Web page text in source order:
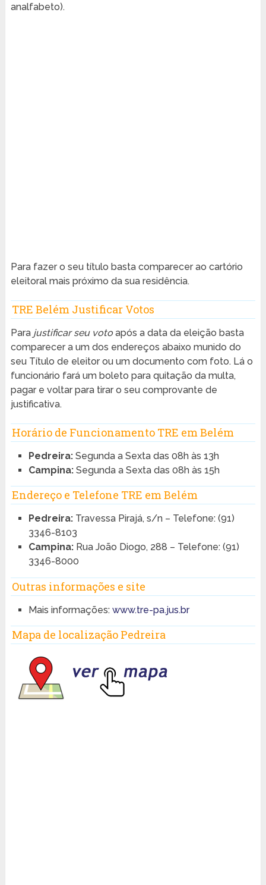
analfabeto).
Para fazer o seu título basta comparecer ao cartório
eleitoral mais próximo da sua residência.
TRE Belém Justificar Votos
Para justificar seu votoapós a data da eleição basta
comparecer a um dos endereços abaixo munido do
seu Título de eleitor ou um documento com foto. Lá o
funcionário fará um boleto para quitação da multa,
pagar e voltar para tirar o seu comprovante de
justificativa.
Horário de Funcionamento TRE em Belém
Pedreira:Segunda a Sexta das 08h às 13h
Campina:Segunda a Sexta das 08h às 15h
Endereço e Telefone TRE em Belém
Pedreira:Travessa Pirajá, s/n – Telefone: (91)
3346-8103
Campina:Rua João Diogo, 288 – Telefone: (91)
3346-8000
Outras informações e site
Mais informações: www.tre-pa.jus.br
Mapa de localização Pedreira